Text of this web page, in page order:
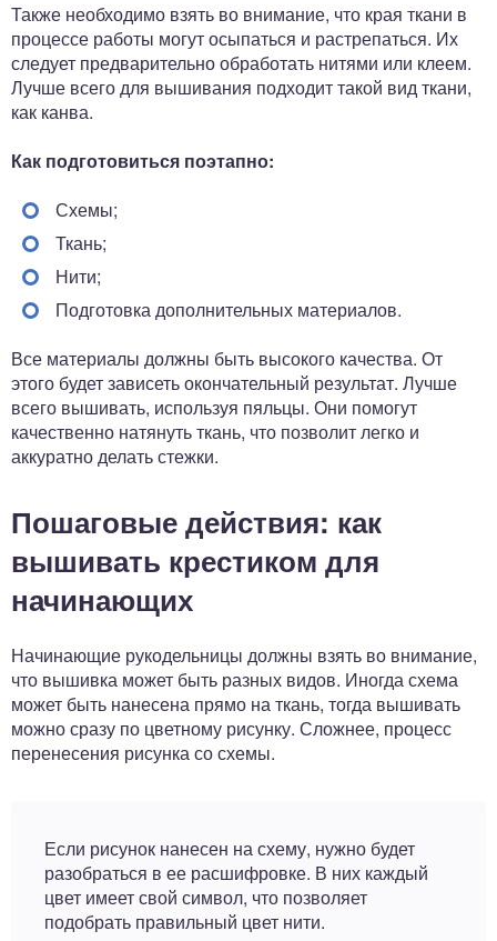
Также необходимо взять во внимание, что края ткани в
процессе работы могут осыпаться и растрепаться. Их
следует предварительно обработать нитями или клеем.
Лучше всего для вышивания подходит такой вид ткани,
как канва.
Как подготовиться поэтапно:
Схемы;
Ткань;
Нити;
Подготовка дополнительных материалов.
Все материалы должны быть высокого качества. От
этого будет зависеть окончательный результат. Лучше
всего вышивать, используя пяльцы. Они помогут
качественно натянуть ткань, что позволит легко и
аккуратно делать стежки.
Пошаговые действия: как
вышивать крестиком для
начинающих
Начинающие рукодельницы должны взять во внимание,
что вышивка может быть разных видов. Иногда схема
может быть нанесена прямо на ткань, тогда вышивать
можно сразу по цветному рисунку. Сложнее, процесс
перенесения рисунка со схемы.
Если рисунок нанесен на схему, нужно будет
разобраться в ее расшифровке. В них каждый
цвет имеет свой символ, что позволяет
подобрать правильный цвет нити.